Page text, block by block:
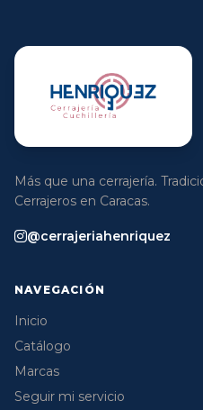
Más que una cerrajería.
Cerrajeros en Caracas.
@cerrajeriahenriquez
NAVEGACIÓN
Inicio
Catálogo
Marcas
Seguir mi servicio